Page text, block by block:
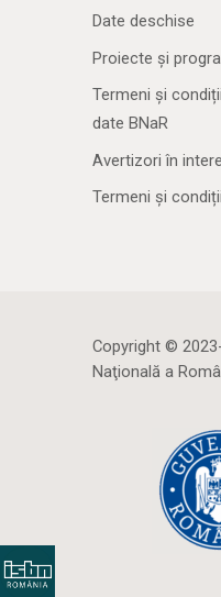
Date deschise
Proiecte și
Termeni și
date BNaR
Avertizori în
Termeni și condiții
Copyright ©
Naţională a